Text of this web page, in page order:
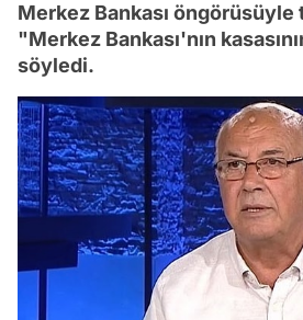
Merkez Bankası öngörüsüyle
"Merkez Bankası'nın
söyledi.